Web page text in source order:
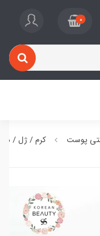
0
پوست
کرم / ژل /